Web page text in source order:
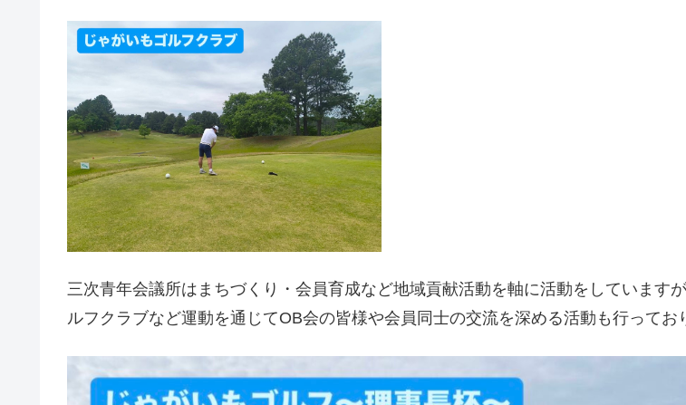
三次青年会議所はまちづくり・会員育成など地域貢献活動を軸に活動をしています
ルフクラブなど運動を通じてOB会の皆様や会員同士の交流を深める活動も行ってお